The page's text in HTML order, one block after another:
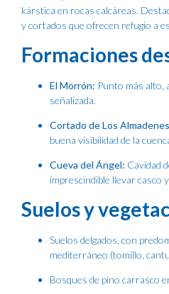
kárstica en rocas calcáreas.
y cortados que ofrecen refugio a
Formaciones
El Morrón: Punto más alto,
señalizada.
Cortado de Los
buena visibilidad de la
Cueva del Ángel: Cavidad
imprescindible llevar casco
Suelos y
Suelos delgados, con
mediterráneo (tomillo,
Bosques de pino carrasco